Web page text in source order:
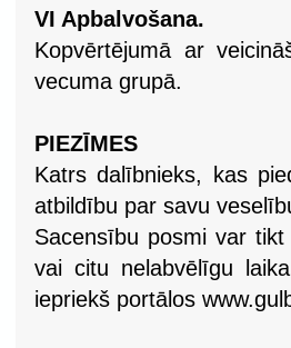
VI Apbalvošana.
Kopvērtējumā ar
vecuma grupā.
PIEZĪMES
Katrs dalībnieks, kas
atbildību par savu
Sacensību posmi var
vai citu nelabvēlīgu
iepriekš portālos